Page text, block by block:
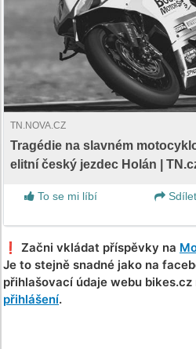
TN.NOVA.CZ
Tragédie na slavném
elitní český jezdec Holán |
To se mi líbí
Sdílet
❗️ Začni vkládat příspěvky na
Je to stejně snadné jako na
přihlašovací údaje webu bikes.cz
přihlášení.